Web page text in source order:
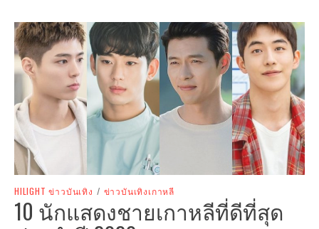
HILIGHT ข่าวบันเทิง / ข่าวบันเทิงเกาหลี
10 นักแสดงชายเกาหลีที่ดีที่สุด